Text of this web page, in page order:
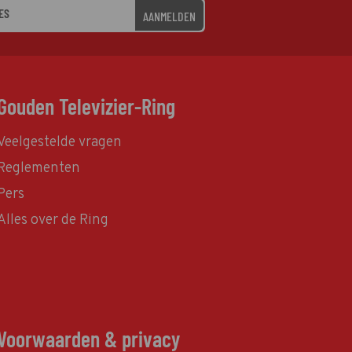
AANMELDEN
Televizier-Ring
vragen
over de Ring
& privacy